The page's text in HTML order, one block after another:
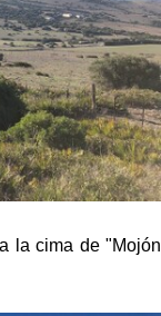
la cima de "Mojón